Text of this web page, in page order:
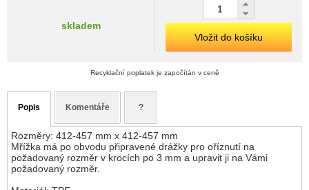
skladem
Vložit do košíku
Recyklační poplatek je započítán v ceně
Popis Komentáře ?
Rozměry: 412-457 mm x 412-457 mm
Mřížka má po obvodu připravené drážky pro oříznutí na
požadovaný rozměr v krocích po 3 mm a upravit ji na Vámi
požadovaný rozměr.